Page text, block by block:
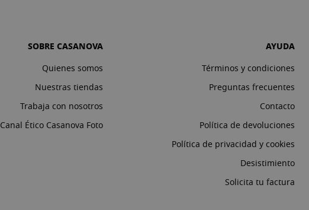
SOBRE CASANOVA
Quienes somos
Nuestras tiendas
Trabaja con nosotros
Canal Ético Casanova Foto
AYUDA
Términos y condiciones
Preguntas frecuentes
Contacto
Política de devoluciones
Política de privacidad y cookies
Desistimiento
Solicita tu factura